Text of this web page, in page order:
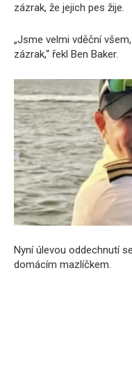
zázrak, že jejich pes žije.
„Jsme velmi vděční
zázrak,“ řekl Ben Baker.
Nyní úlevou oddechnutí
domácím mazlíčkem.